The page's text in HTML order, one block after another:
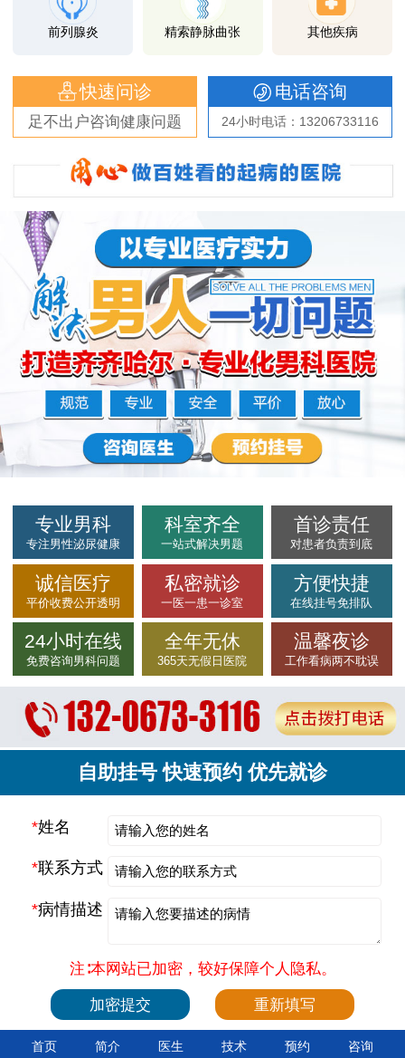
前列腺炎 精索静脉曲张 其他疾病
快速问诊
足不出户咨询健康问题
电话咨询
24小时电话：13206733116
专业男科
专注男性泌尿健康
科室齐全
一站式解决男题
首诊责任
对患者负责到底
诚信医疗
平价收费公开透明
私密就诊
一医一患一诊室
方便快捷
在线挂号免排队
24小时在线
免费咨询男科问题
全年无休
365天无假日医院
温馨夜诊
工作看病两不耽误
自助挂号 快速预约 优先就诊
*姓名
*联系方式
*病情描述
注∶本网站已加密，较好保障个人隐私。
首页 简介 医生 技术 预约 咨询